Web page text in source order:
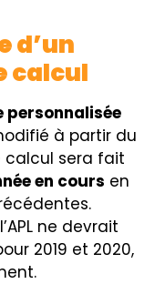
d’un
calcul
personnalisée
à partir du
calcul sera fait
en cours en
ne devrait
2019 et 2020,